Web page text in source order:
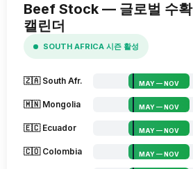
Beef Stock — 글로벌 수확
캘린더
SOUTH AFRICA 시즌 활성
🇿🇦 South Afr. MAY — NOV
🇲🇳 Mongolia MAY — NOV
🇪🇨 Ecuador MAY — NOV
🇨🇴 Colombia MAY — NOV